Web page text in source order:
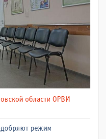
области ОРВИ
режим